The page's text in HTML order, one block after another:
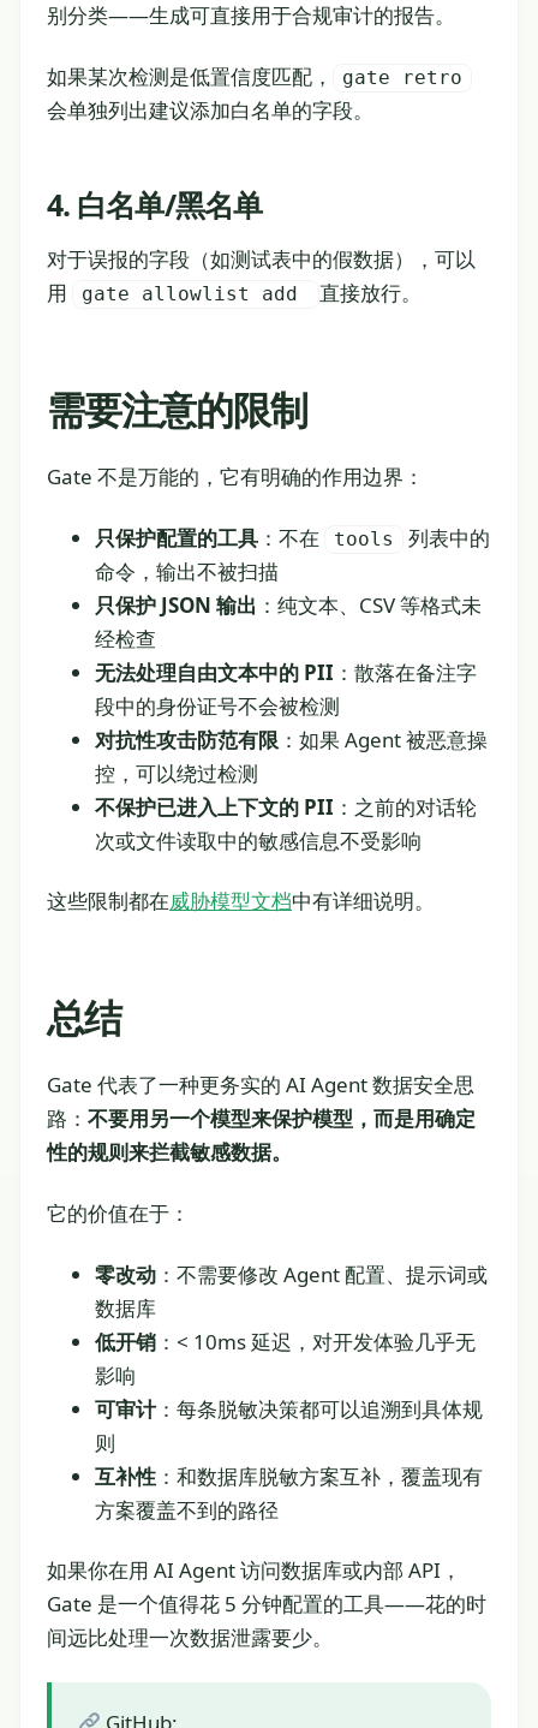
别分类——生成可直接用于合规审计的报告。
如果某次检测是低置信度匹配， gate retro
会单独列出建议添加白名单的字段。
4. 白名单/黑名单
对于误报的字段（如测试表中的假数据），可以
用
gate allowlist add 直接放行。
需要注意的限制
Gate 不是万能的，它有明确的作用边界：
只保护配置的工具 ：不在 tools
列表中的
命令，输出不被扫描
只保护 JSON 输出 ：纯文本、CSV 等格式未
经检查
无法处理自由文本中的 PII ：散落在备注字
段中的身份证号不会被检测
对抗性攻击防范有限 ：如果 Agent 被恶意操
控，可以绕过检测
不保护已进入上下文的 PII ：之前的对话轮
次或文件读取中的敏感信息不受影响
这些限制都在威胁模型文档中有详细说明。
总结
Gate 代表了一种更务实的 AI Agent 数据安全思
路： 不要用另一个模型来保护模型，而是用确定
性的规则来拦截敏感数据。
它的价值在于：
零改动 ：不需要修改 Agent 配置、提示词或
数据库
低开销 ：< 10ms 延迟，对开发体验几乎无
影响
可审计：每条脱敏决策都可以追溯到具体规
则
互补性 ：和数据库脱敏方案互补，覆盖现有
方案覆盖不到的路径
如果你在用 AI Agent 访问数据库或内部 API，
Gate 是一个值得花 5 分钟配置的工具——花的时
间远比处理一次数据泄露要少。